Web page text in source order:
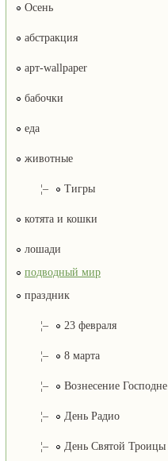
Осень
абстракция
арт-wallpaper
бабочки
еда
животные
¦– Тигры
котята и кошки
лошади
подводный мир
праздник
¦– 23 февраля
¦– 8 марта
¦– Вознесение Господне
¦– День Радио
¦– День Святой Троицы